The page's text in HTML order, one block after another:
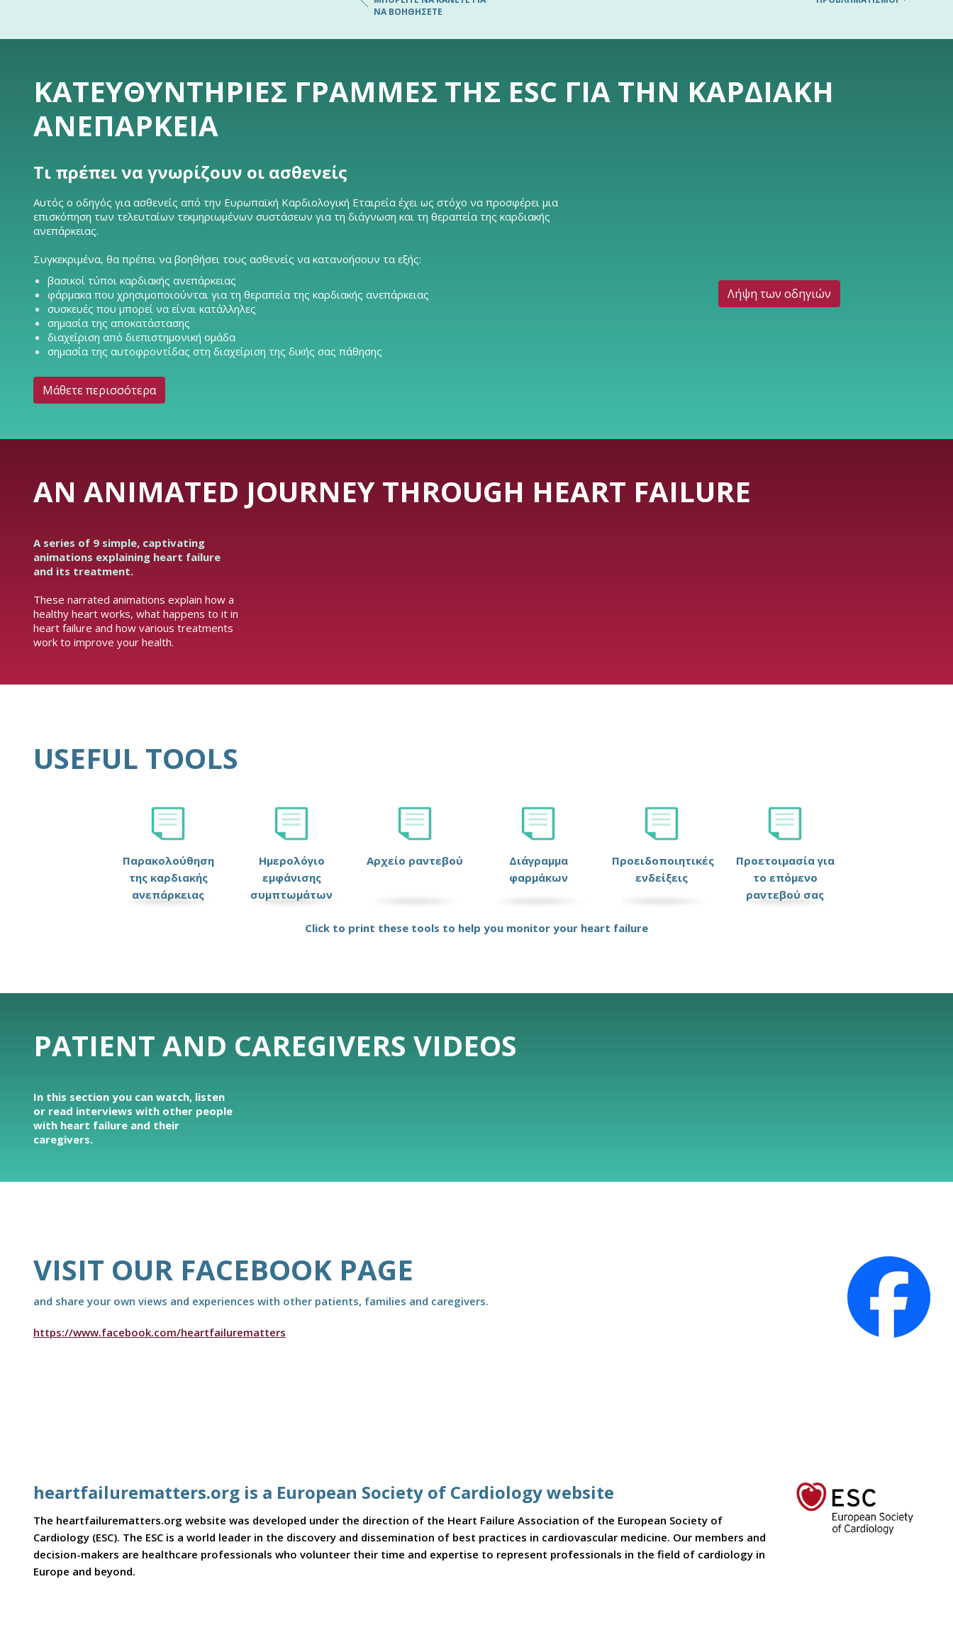
ΝΑ ΒΟΗΘΉΣΕΤΕ
ΚΑΤΕΥΘΥΝΤΉΡΙΕΣ ΓΡΑΜΜΈΣ ΤΗΣ ESC ΓΙΑ ΤΗΝ ΚΑΡΔΙΑΚΉ
ΑΝΕΠΆΡΚΕΙΑ
Τι πρέπει να γνωρίζουν οι ασθενείς
Αυτός ο οδηγός για ασθενείς από την Ευρωπαϊκή Καρδιολογική Εταιρεία έχει ως στόχο να προσφέρει μια
επισκόπηση των τελευταίων τεκμηριωμένων συστάσεων για τη διάγνωση και τη θεραπεία της καρδιακής
ανεπάρκειας.
Συγκεκριμένα, θα πρέπει να βοηθήσει τους ασθενείς να κατανοήσουν τα εξής:
βασικοί τύποι καρδιακής ανεπάρκειας
φάρμακα που χρησιμοποιούνται για τη θεραπεία της καρδιακής ανεπάρκειας
συσκευές που μπορεί να είναι κατάλληλες
σημασία της αποκατάστασης
διαχείριση από διεπιστημονική ομάδα
σημασία της αυτοφροντίδας στη διαχείριση της δικής σας πάθησης
Μάθετε περισσότερα
Λήψη των οδηγιών
AN ANIMATED JOURNEY THROUGH HEART FAILURE
A series of 9 simple, captivating
animations explaining heart failure
and its treatment.
These narrated animations explain how a
healthy heart works, what happens to it in
heart failure and how various treatments
work to improve your health.
USEFUL TOOLS
Παρακολούθηση
της καρδιακής
ανεπάρκειας
Ημερολόγιο
εμφάνισης
συμπτωμάτων
Αρχείο ραντεβού
Διάγραμμα
φαρμάκων
Προειδοποιητικές
ενδείξεις
Προετοιμασία για
το επόμενο
ραντεβού σας
Click to print these tools to help you monitor your heart failure
PATIENT AND CAREGIVERS VIDEOS
In this section you can watch, listen
or read interviews with other people
with heart failure and their
caregivers.
VISIT OUR FACEBOOK PAGE
and share your own views and experiences with other patients, families and caregivers.
https://www.facebook.com/heartfailurematters
heartfailurematters.org is a European Society of Cardiology website
The heartfailurematters.org website was developed under the direction of the Heart Failure Association of the European Society of
Cardiology (ESC). The ESC is a world leader in the discovery and dissemination of best practices in cardiovascular medicine. Our members and
decision-makers are healthcare professionals who volunteer their time and expertise to represent professionals in the field of cardiology in
Europe and beyond.